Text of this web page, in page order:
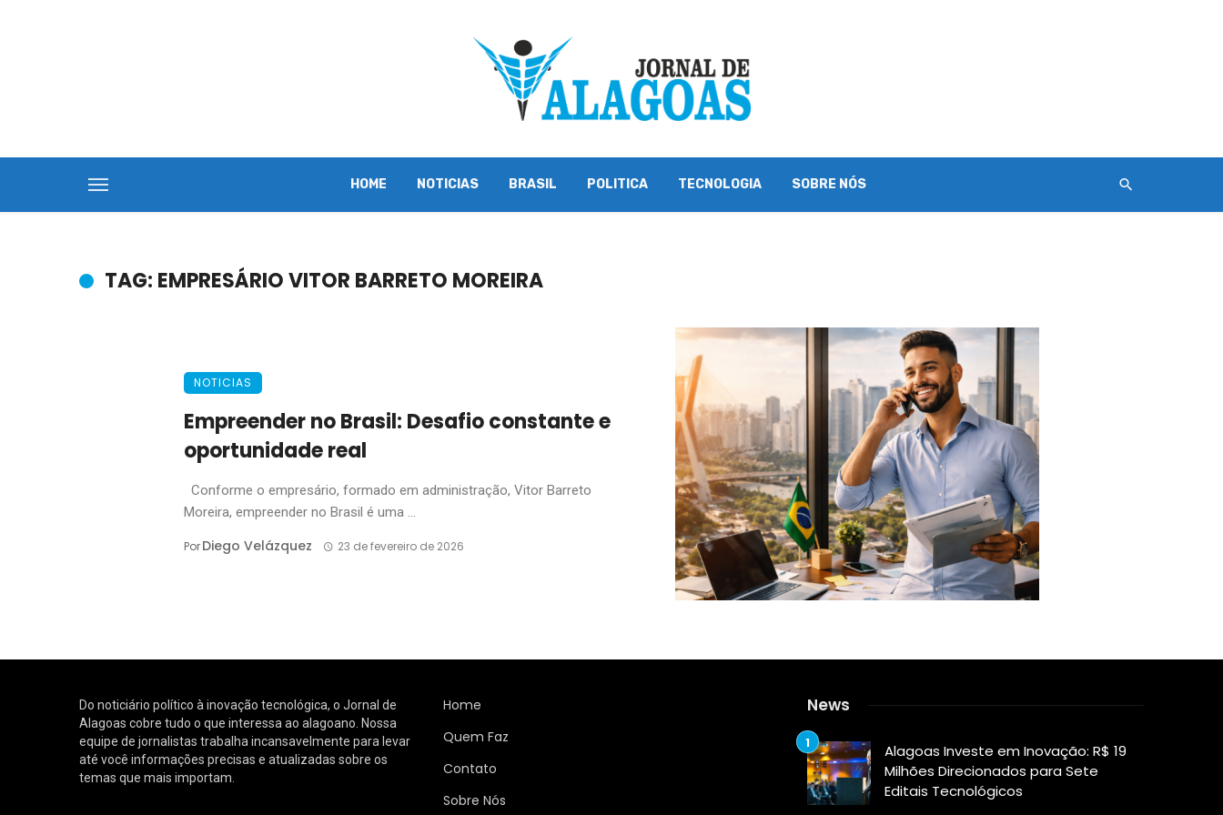
HOME NOTICIAS BRASIL POLITICA TECNOLOGIA SOBRE NÓS
TAG: EMPRESÁRIO VITOR BARRETO MOREIRA
NOTICIAS
Empreender no Brasil: Desafio constante e
oportunidade real
Conforme o empresário, formado em administração, Vitor Barreto
Moreira, empreender no Brasil é uma ...
PorDiego Velázquez 23 de fevereiro de 2026
Do noticiário político à inovação tecnológica, o Jornal de
Alagoas cobre tudo o que interessa ao alagoano. Nossa
equipe de jornalistas trabalha incansavelmente para levar
até você informações precisas e atualizadas sobre os
temas que mais importam.
Home
Quem Faz
Contato
Sobre Nós
News
Alagoas Investe em Inovação: R$ 19
Milhões Direcionados para Sete
Editais Tecnológicos